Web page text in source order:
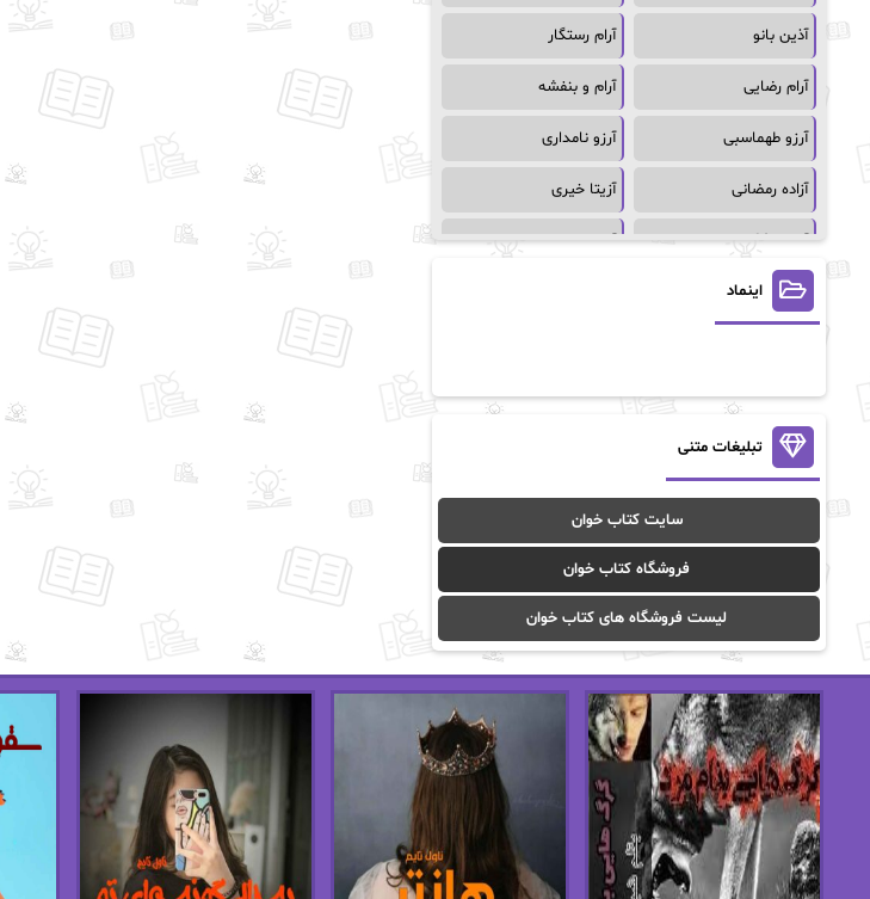
آذین بانو آرام رستگار
آرام رضایی آرام و بنفشه
آرزو طهماسبی آرزو نامداری
آزاده رمضانی آزیتا خیری
آسمان64 آسمان۶۵
آسیه احمدی
آن ماری سلینکو آنا تاد
آنالیا
آوا موسوی آیدا (Aixi)
آیدا باقری آیسان صادقی
ا_اصغر زاده ا_اصغرزاده
اریک مورگنشترن از نیلوفر لاری
استفانی مهیر استل مسکم
اسما کافی اصغر زاده
افسانه سماوات اکرم محمدی
ال جی اسمیت الف صاد
اینماد
تبلیغات متنی
سایت کتاب خوان
فروشگاه کتاب خوان
لیست فروشگاه های کتاب خوان